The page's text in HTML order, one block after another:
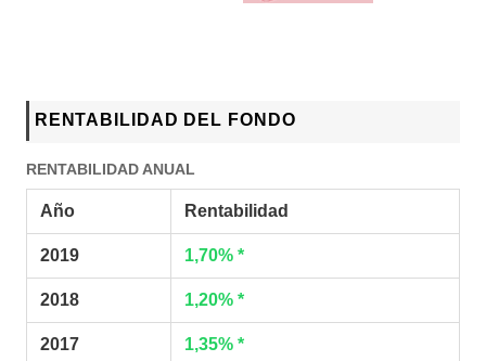
RENTABILIDAD DEL FONDO
RENTABILIDAD ANUAL
Año Rentabilidad
2019 1,70% *
2018 1,20% *
2017 1,35% *